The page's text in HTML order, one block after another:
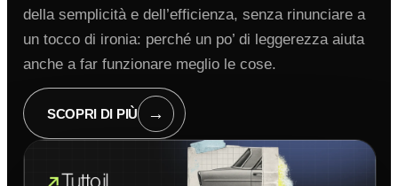
della semplicità e dell’efficienza, senza rinunciare a
un tocco di ironia: perché un po’ di leggerezza aiuta
anche a far funzionare meglio le cose.
SCOPRI DI PIÙ →